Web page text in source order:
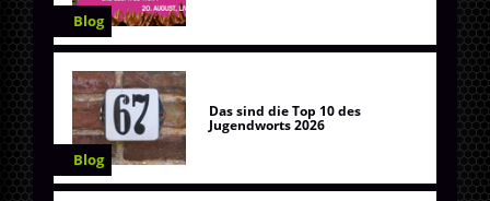
Blog
Blog
Das sind die Top 10 des
Jugendworts 2026